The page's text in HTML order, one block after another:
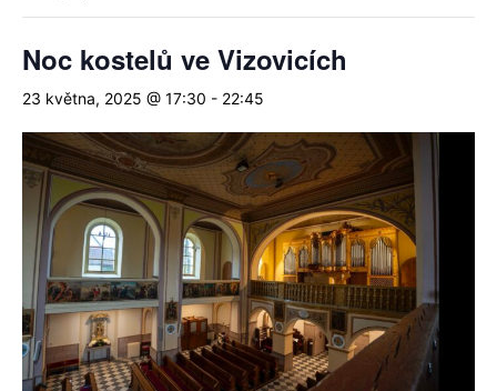
Noc kostelů ve Vizovicích
23 května, 2025 @ 17:30 - 22:45